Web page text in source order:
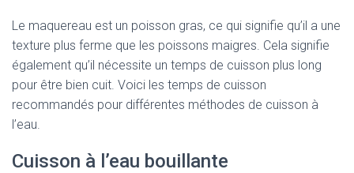
Le maquereau est un poisson gras, ce qui signifie qu’il a une
texture plus ferme que les poissons maigres. Cela signifie
également qu’il nécessite un temps de cuisson plus long
pour être bien cuit. Voici les temps de cuisson
recommandés pour différentes méthodes de cuisson à
l’eau.
Cuisson à l’eau bouillante